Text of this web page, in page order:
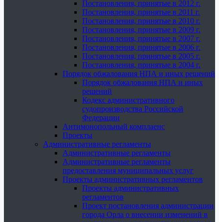
Постановления, принятые в 2012 г.
Постановления, принятые в 2011 г.
Постановления, принятые в 2010 г.
Постановления, принятые в 2009 г.
Постановления, принятые в 2007 г.
Постановления, принятые в 2006 г.
Постановления, принятые в 2005 г.
Постановления, принятые в 2004 г.
Порядок обжалования НПА и иных решений
Порядок обжалования НПА и иных
решений
Кодекс административного
судопроизводства Российской
Федерации
Антимонопольный комплаенс
Проекты
Административные регламенты
Административные регламенты
Административные регламенты
предоставления муниципальных услуг
Проекты административных регламентов
Проекты административных
регламентов
Проект постановления администрации
города Орла о внесении изменений в